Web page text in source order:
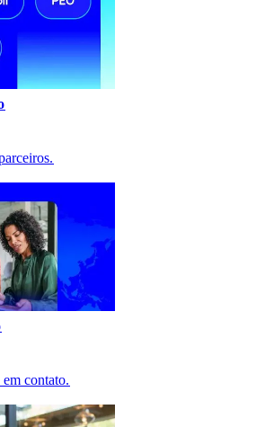
em contato.​​